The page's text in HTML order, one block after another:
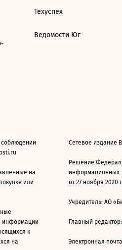
Техуспех
Ведомости Юг
соблюдении
на
или
информации
к
на
Сетевое издание
Решение
информационных
от 27 ноября 2020
Учредитель: АО
Главный
Электронная